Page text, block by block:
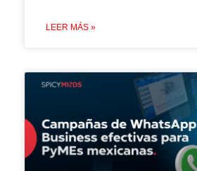
LEER MÁS »